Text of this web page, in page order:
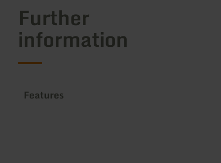
Further
information
Features